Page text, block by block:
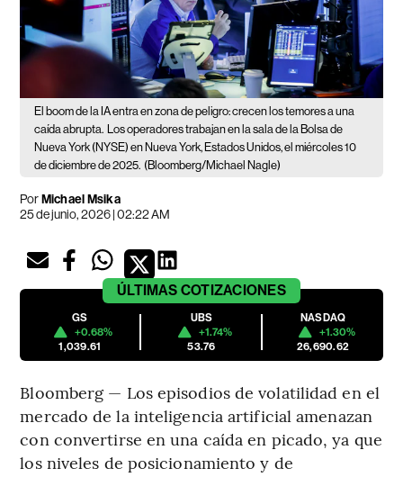
El boom de la IA entra en zona de peligro: crecen los temores a una
caída abrupta.
Los operadores trabajan en la sala de la Bolsa de
Nueva York (NYSE) en Nueva York, Estados Unidos, el miércoles 10
de diciembre de 2025. (Bloomberg/Michael Nagle)
PorMichael Msika
25 de junio, 2026 | 02:22 AM
ÚLTIMAS COTIZACIONES
GS
+0.68%
1,039.61
UBS
+1.74%
53.76
NASDAQ
+1.30%
26,690.62
Bloomberg — Los episodios de volatilidad en el
mercado de la inteligencia artificial amenazan
con convertirse en una caída en picado, ya que
los niveles de posicionamiento y de